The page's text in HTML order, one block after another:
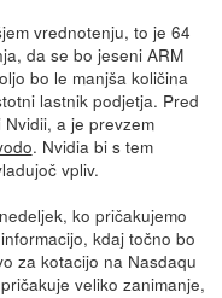
vrednotenju, to je 64
da se bo jeseni ARM
bo le manjša količina
lastnik podjetja. Pred
a je prevzem
. Nvidia bi s tem
vpliv.
ko pričakujemo
kdaj točno bo
za kotacijo na Nasdaqu
veliko zanimanje,